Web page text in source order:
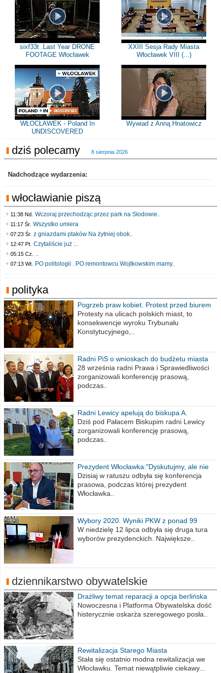
sixf33t .Last Year DRONE
FOOTAGE Włocławek
XXIII Sesja Rady Miasta
Włocławek VIII (...)
WŁOCŁAWEK - Poland In
UNDISCOVERED
Wywiad z Anną Hnatowicz
dziś polecamy 8 sierpnia 2026
Nadchodzące wydarzenia:
włocławianie piszą
11:38 Nd. Wczoraj przechodząc przez park na Słodowie..
11:17 Śr. Wszystko umiera
07:23 Śr. z gniazdami ptaków Na żytniej obok..
12:47 Pt. Czytaliście już :..
05:15 Cz. ..
07:13 Wt. PO politologii . PO remontowcu Wojtkowskim mamy..
polityka
Pogrzeb praw kobiet. Protest przed biurem
poselskim PiS
Protesty na ulicach polskich miast, to
konsekwencje wyroku Trybunału
Konstytucyjnego,..
Radni PiS o wnioskach do budżetu miasta
na 2021 rok
28 września radni Prawa i Sprawiedliwości
zorganizowali konferencję prasową,
podczas..
Radni Lewicy apelują do biskupa A.
Wiesława Meringa
Dziś pod Pałacem Biskupim radni Lewicy
zorganizowali konferencję prasową,
podczas..
Prezydent Włocławka:"Dyskutujmy, ale nie
obrażajmy się”
Dzisiaj w ratuszu odbyła się konferencja
prasowa, podczas której prezydent
Włocławka..
Wybory 2020. Wyniki PKW z ponad 99
procent obwodów
W niedzielę 12 lipca odbyła się druga tura
wyborów prezydenckich. Największe..
dziennikarstwo obywatelskie
Drażliwy temat reparacji a opcja berlińska
Nowoczesna i Platforma Obywatelska dość
histerycznie oskarża szeregowego posła..
Rewitalizacja Starego Miasta
Stała się ostatnio modna rewitalizacja we
Włocławku. Temat niewątpliwie ciekawy...